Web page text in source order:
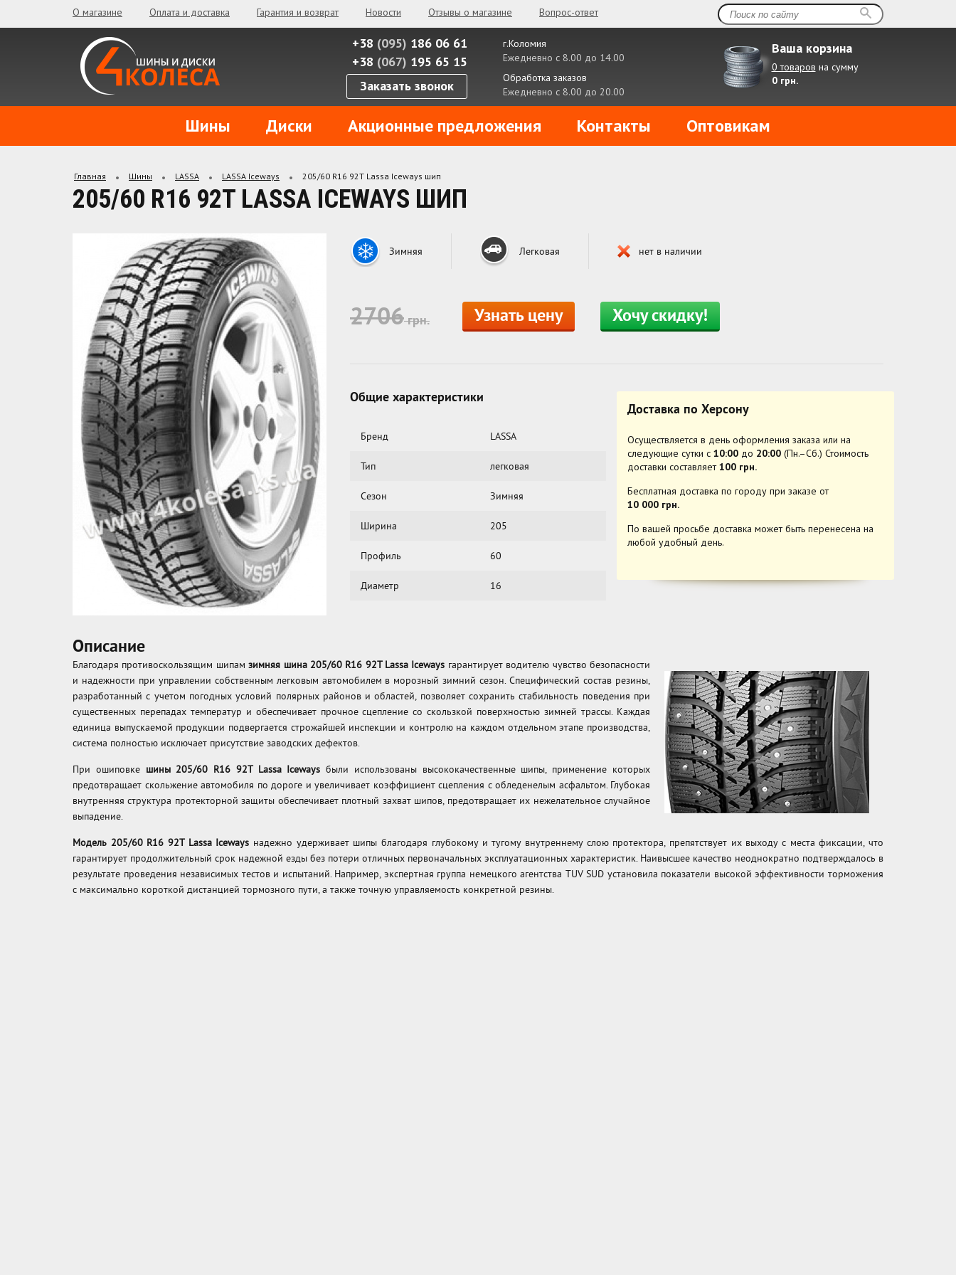
О магазине Оплата и доставка Гарантия и возврат Новости Отзывы о магазине Вопрос-ответ
+38 (095) 186 06 61
+38 (067) 195 65 15
Заказать звонок
г.Коломия
Ежедневно с 8.00 до 14.00
Обработка заказов
Ежедневно с 8.00 до 20.00
Ваша корзина
0 товаров на сумму
0 грн.
Шины Диски Акционные предложения Контакты Оптовикам
Главная Шины LASSA LASSA Iceways 205/60 R16 92T Lassa Iceways шип
205/60 R16 92T LASSA ICEWAYS ШИП
Зимняя Легковая нет в наличии
2706 грн. Узнать цену Хочу скидку!
Общие характеристики
Бренд LASSA
Тип легковая
Сезон Зимняя
Ширина 205
Профиль 60
Диаметр 16
Доставка по Херсону
Осуществляется в день оформления заказа или на
следующие сутки с 10:00до 20:00(Пн.–Сб.) Стоимость
доставки составляет100 грн.
Бесплатная доставка по городу при заказе от
10 000 грн.
По вашей просьбе доставка может быть перенесена на
любой удобный день.
Описание
Благодаря противоскользящим шипамзимняя шина 205/60 R16 92T Lassa Iceways гарантирует водителю чувство безопасности
и надежности при управлении собственным легковым автомобилем в морозный зимний сезон. Специфический состав резины,
разработанный с учетом погодных условий полярных районов и областей, позволяет сохранить стабильность поведения при
существенных перепадах температур и обеспечивает прочное сцепление со скользкой поверхностью зимней трассы. Каждая
единица выпускаемой продукции подвергается строжайшей инспекции и контролю на каждом отдельном этапе производства,
система полностью исключает присутствие заводских дефектов.
При ошиповке шины 205/60 R16 92T Lassa Iceways были использованы высококачественные шипы, применение которых
предотвращает скольжение автомобиля по дороге и увеличивает коэффициент сцепления с обледенелым асфальтом. Глубокая
внутренняя структура протекторной защиты обеспечивает плотный захват шипов, предотвращает их нежелательное случайное
выпадение.
Модель 205/60 R16 92T Lassa Iceways надежно удерживает шипы благодаря глубокому и тугому внутреннему слою протектора, препятствует их выходу с места фиксации, что
гарантирует продолжительный срок надежной езды без потери отличных первоначальных эксплуатационных характеристик. Наивысшее качество неоднократно подтверждалось в
результате проведения независимых тестов и испытаний. Например, экспертная группа немецкого агентства TUV SUD установила показатели высокой эффективности торможения
с максимально короткой дистанцией тормозного пути, а также точную управляемость конкретной резины.